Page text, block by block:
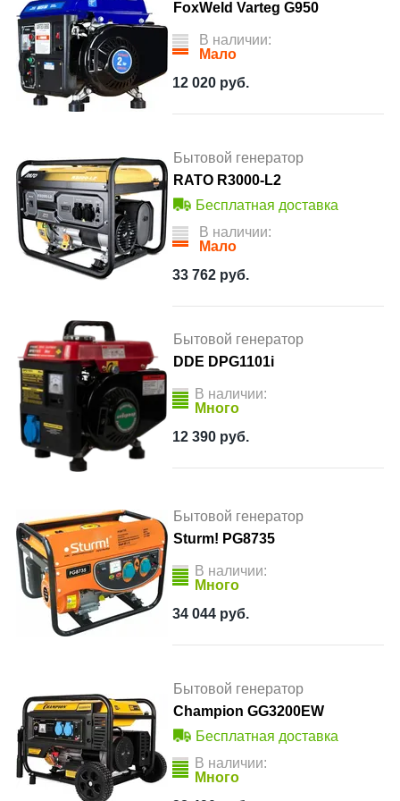
FoxWeld Varteg G950
В наличии:
Мало
12 020 руб.
Бытовой генератор
RATO R3000-L2
Бесплатная доставка
В наличии:
Мало
33 762 руб.
Бытовой генератор
DDE DPG1101i
В наличии:
Много
12 390 руб.
Бытовой генератор
Sturm! PG8735
В наличии:
Много
34 044 руб.
Бытовой генератор
Champion GG3200EW
Бесплатная доставка
В наличии:
Много